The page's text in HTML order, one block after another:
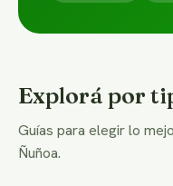
Explorá por
Guías para elegir lo
Ñuñoa.